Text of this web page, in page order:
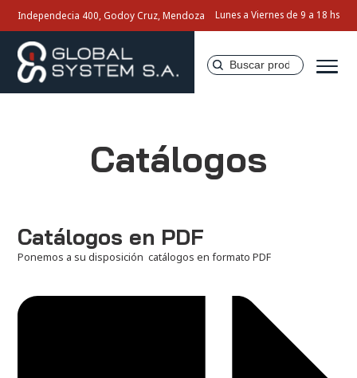
Independecia 400, Godoy Cruz, Mendoza Lunes a Viernes de 9 a 18 hs
Buscar
Nosotros
Servicios
Contacto
Catálogos
Catálogos en PDF
Ponemos a su disposición catálogos en formato PDF